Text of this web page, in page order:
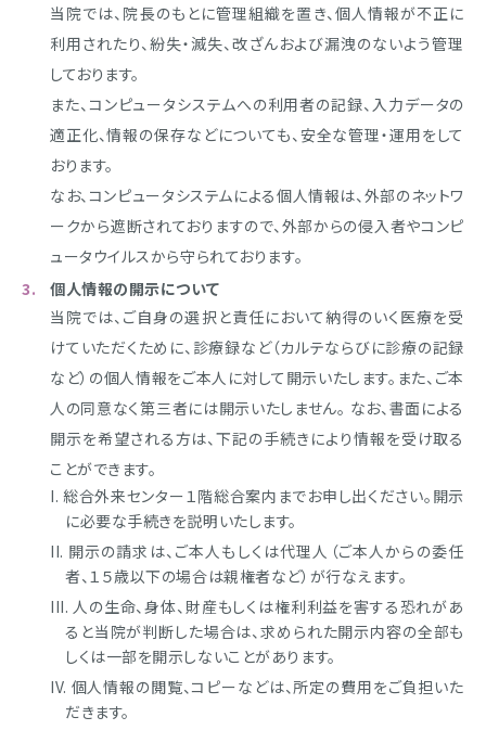
当院では、院長のもとに管理組織を置き、個人情報が不正に
利用されたり、紛失・滅失、改ざんおよび漏洩のないよう管理
しております。
また、コンピュータシステムへの利用者の記録、入力データの
適正化、情報の保存などについても、安全な管理・運用をして
おります。
なお、コンピュータシステムによる個人情報は、外部のネットワ
ークから遮断されておりますので、外部からの侵入者やコンピ
ュータウイルスから守られております。
個人情報の開示について
当院では、ご自身の選択と責任において納得のいく医療を受
けていただくために、診療録など（カルテならびに診療の記録
など）の個人情報をご本人に対して開示いたします。また、ご本
人の同意なく第三者には開示いたしません。 なお、書面による
開示を希望される方は、下記の手続きにより情報を受け取る
ことができます。
総合外来センター１階総合案内までお申し出ください。開示
に必要な手続きを説明いたします。
開示の請求は、ご本人もしくは代理人（ご本人からの委任
者、１５歳以下の場合は親権者など）が行なえます。
人の生命、身体、財産もしくは権利利益を害する恐れがあ
ると当院が判断した場合は、求められた開示内容の全部も
しくは一部を開示しないことがあります。
個人情報の閲覧、コピーなどは、所定の費用をご負担いた
だきます。